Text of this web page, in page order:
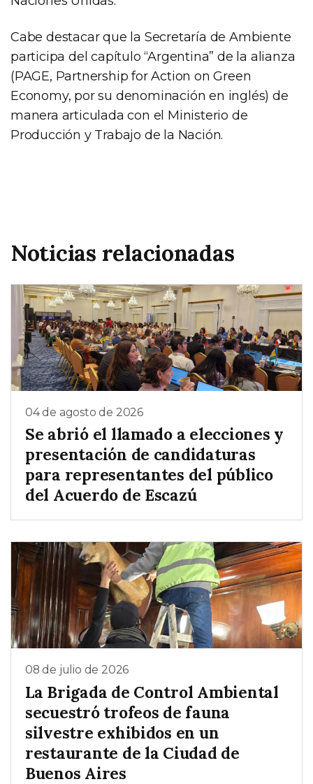
Cabe destacar que la Secretaría de Ambiente
participa del capítulo “Argentina” de la alianza
(PAGE, Partnership for Action on Green
Economy, por su denominación en inglés) de
manera articulada con el Ministerio de
Producción y Trabajo de la Nación.
Noticias relacionadas
04 de agosto de 2026
Se abrió el llamado a elecciones y
presentación de candidaturas
para representantes del público
del Acuerdo de Escazú
08 de julio de 2026
La Brigada de Control Ambiental
secuestró trofeos de fauna
silvestre exhibidos en un
restaurante de la Ciudad de
Buenos Aires